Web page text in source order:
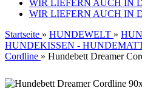
WIR LIEFERN AUCH IN
WIR LIEFERN AUCH IN
Startseite » HUNDEWELT »
HUNDEKISSEN -
Cordline » Hundebett Dreamer